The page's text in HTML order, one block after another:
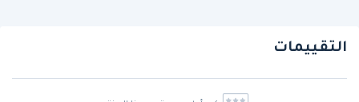
التقييمات